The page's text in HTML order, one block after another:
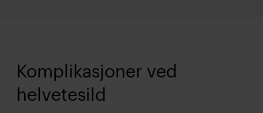
Komplikasjoner ved
helvetesild